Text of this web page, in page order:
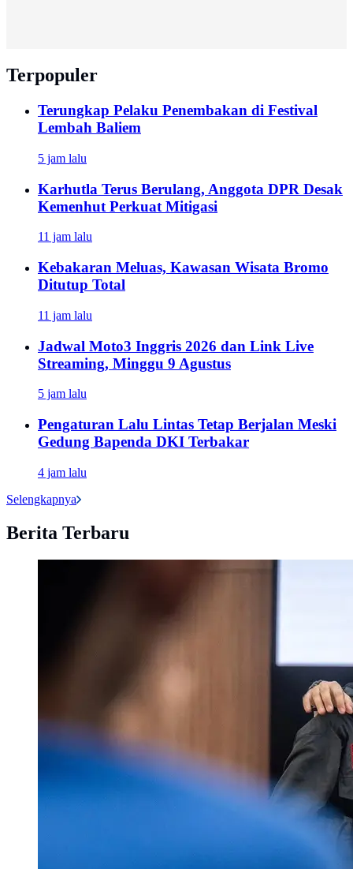
Terpopuler
Terungkap Pelaku Penembakan di Festival
Lembah Baliem
5 jam lalu
Karhutla Terus Berulang, Anggota DPR Desak
Kemenhut Perkuat Mitigasi
11 jam lalu
Kebakaran Meluas, Kawasan Wisata Bromo
Ditutup Total
11 jam lalu
Jadwal Moto3 Inggris 2026 dan Link Live
Streaming, Minggu 9 Agustus
5 jam lalu
Pengaturan Lalu Lintas Tetap Berjalan Meski
Gedung Bapenda DKI Terbakar
4 jam lalu
Selengkapnya
Berita Terbaru